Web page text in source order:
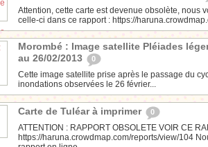
Attention, cette carte est devenue obsolète, nous
celle-ci dans ce rapport : https://
Morombé : Image satellite Pléiades
au 26/02/2013
0
Cette image satellite prise après le passage du
inondations observées le 26 février...
Carte de Tuléar à imprimer 0
ATTENTION : RAPPORT OBSOLETE VOIR CE
https://haruna.crowdmap.com/reports/view/104